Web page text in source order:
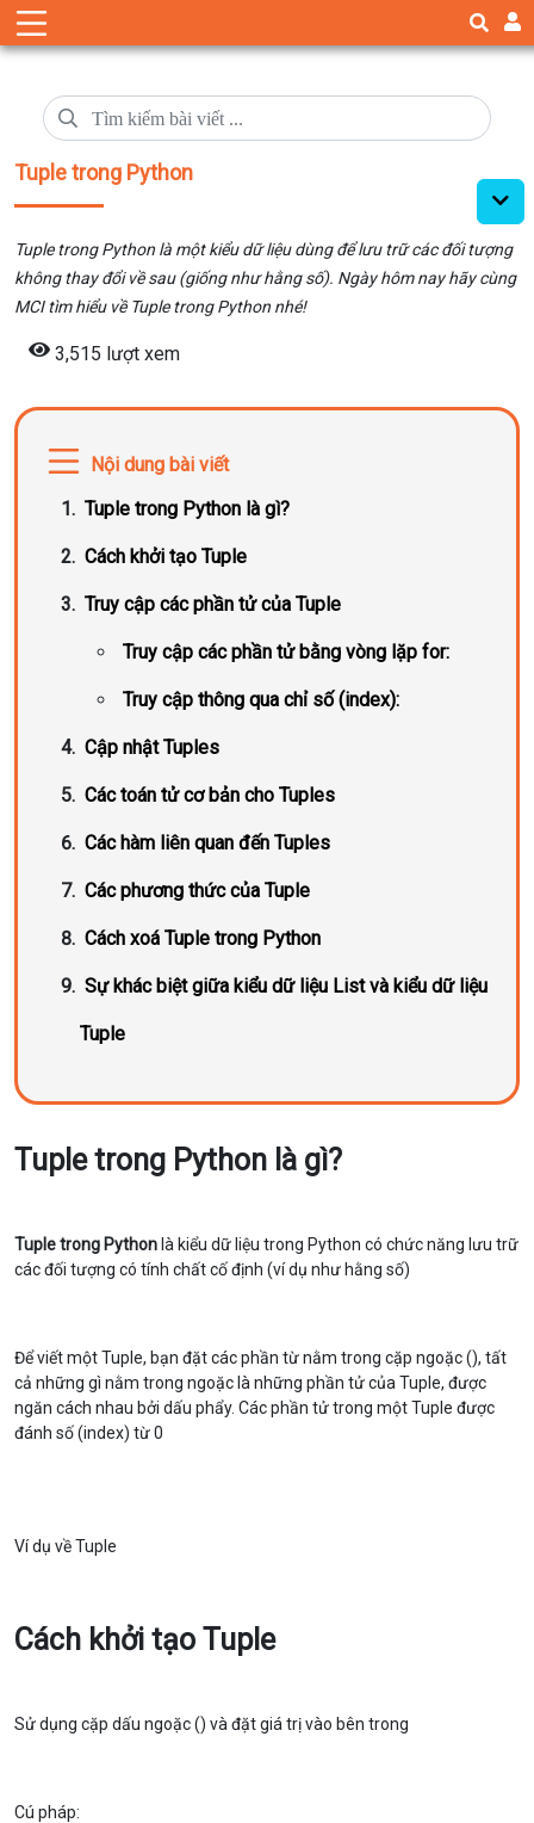
Tuple trong Python
Tuple trong Python là một kiểu dữ liệu dùng để lưu trữ các đối tượng
không thay đổi về sau (giống như hằng số). Ngày hôm nay hãy cùng
MCI tìm hiểu về Tuple trong Python nhé!
3,515 lượt xem
Nội dung bài viết
Tuple trong Python là gì?
Cách khởi tạo Tuple
Truy cập các phần tử của Tuple
Truy cập các phần tử bằng vòng lặp for:
Truy cập thông qua chỉ số (index):
Cập nhật Tuples
Các toán tử cơ bản cho Tuples
Các hàm liên quan đến Tuples
Các phương thức của Tuple
Cách xoá Tuple trong Python
Sự khác biệt giữa kiểu dữ liệu List và kiểu dữ liệu
Tuple
Tuple trong Python là gì?
Tuple trong Python là kiểu dữ liệu trong Python có chức năng lưu trữ
các đối tượng có tính chất cố định (ví dụ như hằng số)
Để viết một Tuple, bạn đặt các phần từ nằm trong cặp ngoặc (), tất
cả những gì nằm trong ngoặc là những phần tử của Tuple, được
ngăn cách nhau bởi dấu phẩy. Các phần tử trong một Tuple được
đánh số (index) từ 0
Ví dụ về Tuple
Cách khởi tạo Tuple
Sử dụng cặp dấu ngoặc () và đặt giá trị vào bên trong
Cú pháp: